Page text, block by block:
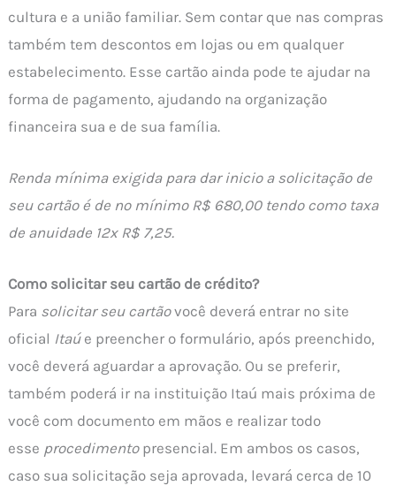
cultura e a união familiar. Sem contar que nas compras
também tem descontos em lojas ou em qualquer
estabelecimento. Esse cartão ainda pode te ajudar na
forma de pagamento, ajudando na organização
financeira sua e de sua família.
Renda mínima exigida para dar inicio a solicitação de
seu cartão é de no mínimo R$ 680,00 tendo como taxa
de anuidade 12x R$ 7,25.
Como solicitar seu cartão de crédito?
Para solicitar seu cartãovocê deverá entrar no site
oficial Itaúe preencher o formulário, após preenchido,
você deverá aguardar a aprovação. Ou se preferir,
também poderá ir na instituição Itaú mais próxima de
você com documento em mãos e realizar todo
esse procedimento presencial. Em ambos os casos,
caso sua solicitação seja aprovada, levará cerca de 10